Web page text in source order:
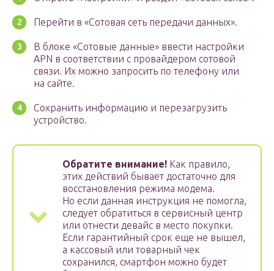
Перейти в «Сотовая сеть передачи данных».
В блоке «Сотовые данные» ввести настройки
APN в соответствии с провайдером сотовой
связи. Их можно запросить по телефону или
на сайте.
Сохранить информацию и перезагрузить
устройство.
Обратите внимание! Как правило,
этих действий бывает достаточно для
восстановления режима модема.
Но если данная инструкция не помогла,
следует обратиться в сервисный центр
или отнести девайс в место покупки.
Если гарантийный срок еще не вышел,
а кассовый или товарный чек
сохранился, смартфон можно будет